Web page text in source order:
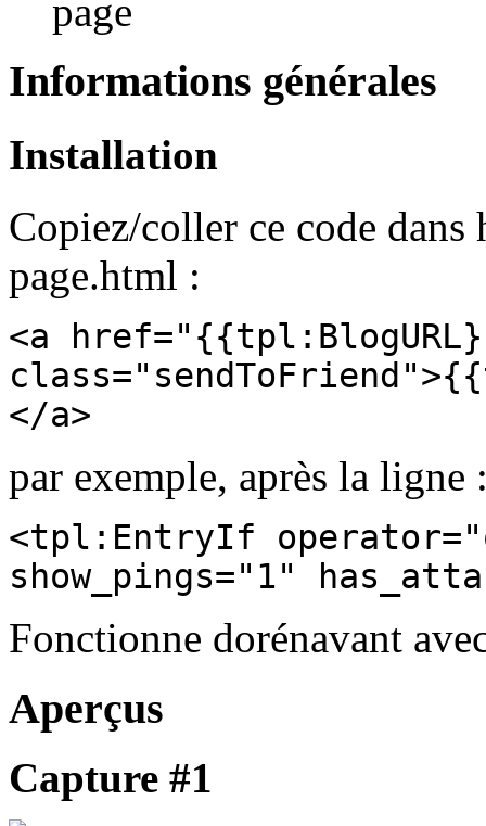
page
Informations générales
Installation
Copiez/coller ce code
page.html :
<a
</a>
par exemple, après la ligne
<tpl:EntryIf
show_pings="1"
Fonctionne dorénavant
Aperçus
Capture #1